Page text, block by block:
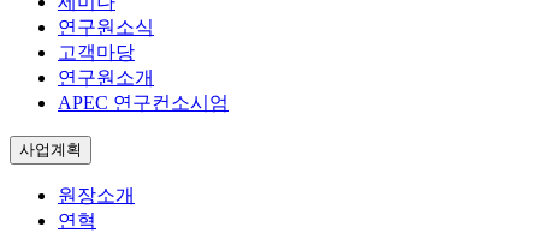
연구원소식
고객마당
연구원소개
APEC 연구컨소시엄
사업계획
원장소개
연혁